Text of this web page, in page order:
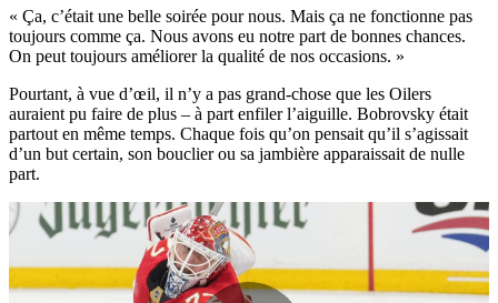
« Ça, c’était une belle soirée pour nous. Mais ça ne fonctionne pas
toujours comme ça. Nous avons eu notre part de bonnes chances.
On peut toujours améliorer la qualité de nos occasions. »
Pourtant, à vue d’œil, il n’y a pas grand-chose que les Oilers
auraient pu faire de plus – à part enfiler l’aiguille. Bobrovsky était
partout en même temps. Chaque fois qu’on pensait qu’il s’agissait
d’un but certain, son bouclier ou sa jambière apparaissait de nulle
part.